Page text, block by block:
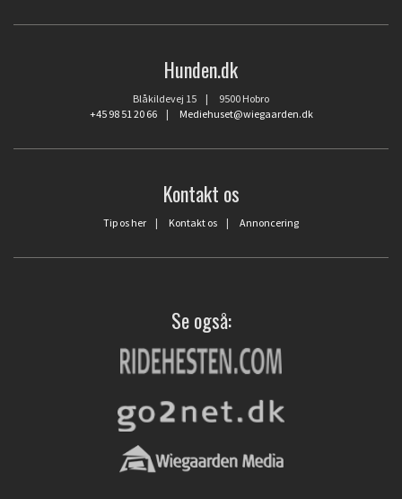
Hunden.dk
Blåkildevej 15 | 9500 Hobro
+45 98 51 20 66| Mediehuset@wiegaarden.dk
Kontakt os
Tip os her | Kontakt os | Annoncering
Se også: